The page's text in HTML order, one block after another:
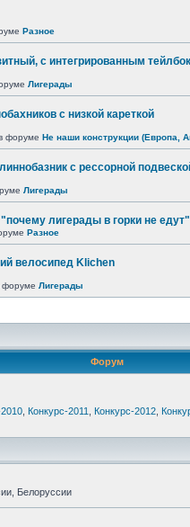
Разное
с интегрированным
Лигерады
с низкой кареткой
форуме Не наши конструкции (Европа,
с рессорной
Лигерады
лигерады в горки не
Разное
велосипед Klichen
форуме Лигерады
Форум
Конкурс-2011 Конкурс-2012
Белоруссии